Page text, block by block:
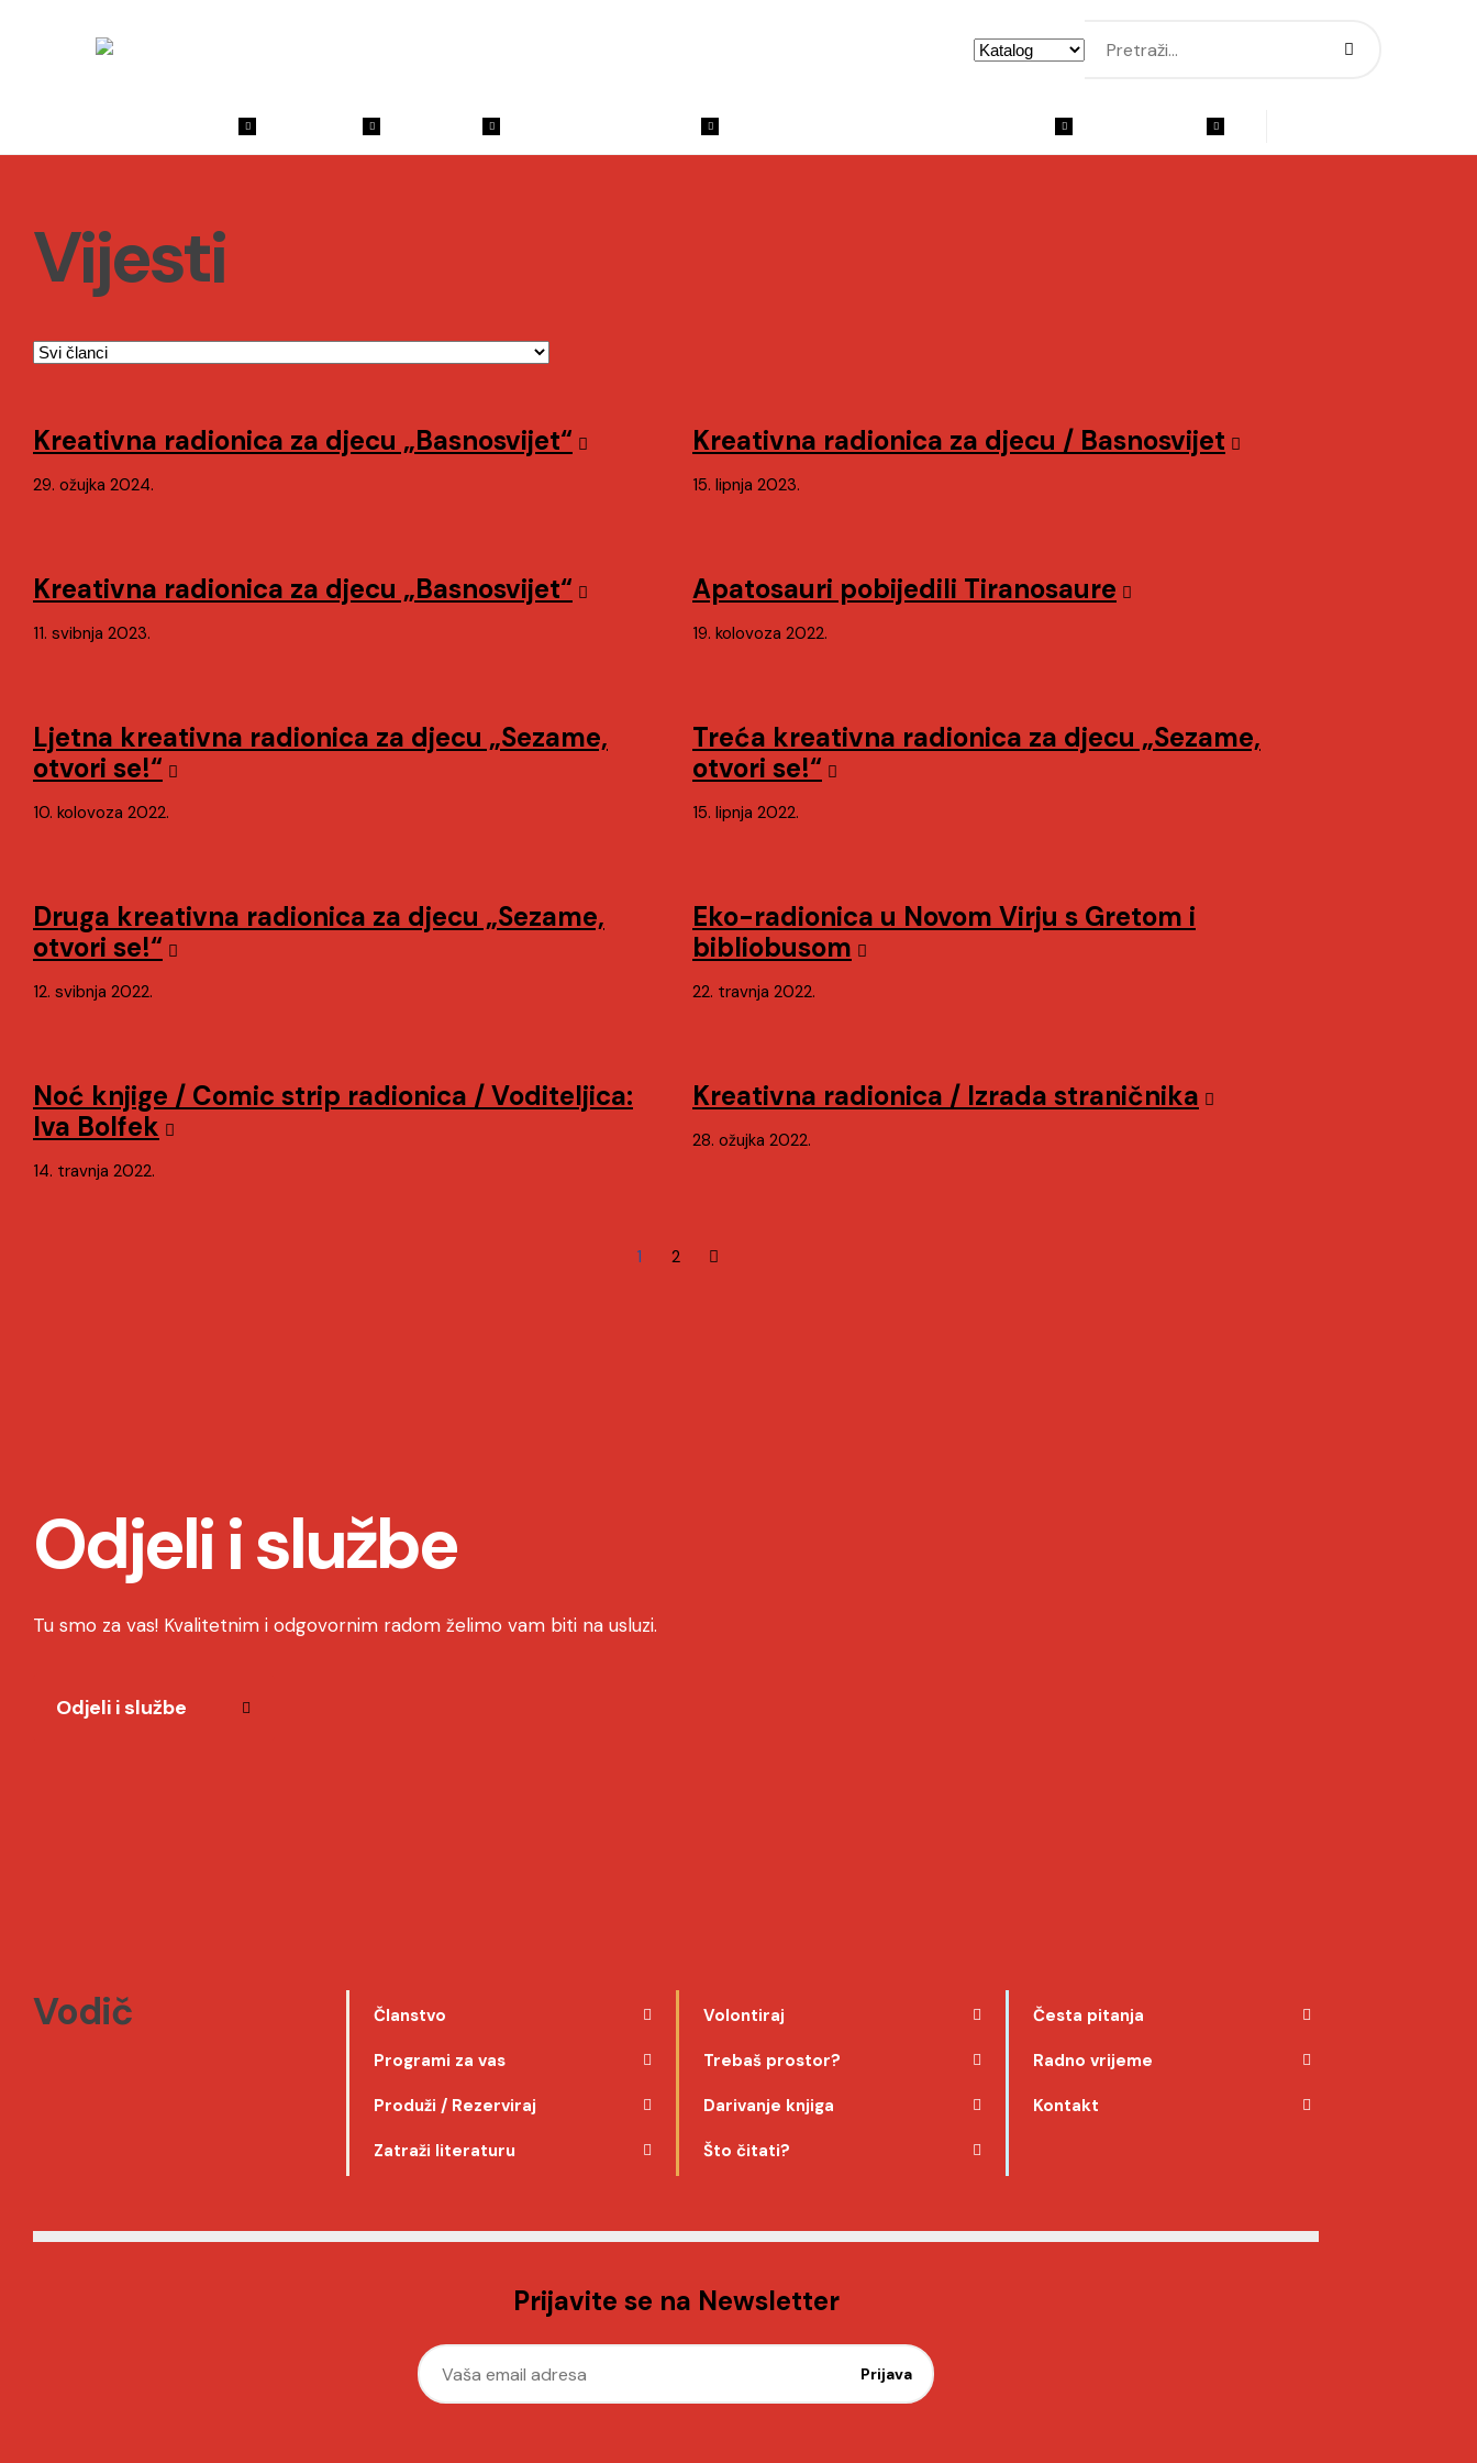
Vijesti
Kreativna radionica za djecu „Basnosvijet“
29. ožujka 2024.
Kreativna radionica za djecu / Basnosvijet
15. lipnja 2023.
Kreativna radionica za djecu „Basnosvijet“
11. svibnja 2023.
Apatosauri pobijedili Tiranosaure
19. kolovoza 2022.
Ljetna kreativna radionica za djecu „Sezame,
otvori se!“
10. kolovoza 2022.
Treća kreativna radionica za djecu „Sezame,
otvori se!“
15. lipnja 2022.
Druga kreativna radionica za djecu „Sezame,
otvori se!“
12. svibnja 2022.
Eko-radionica u Novom Virju s Gretom i
bibliobusom
22. travnja 2022.
Noć knjige / Comic strip radionica / Voditeljica:
Iva Bolfek
14. travnja 2022.
Kreativna radionica / Izrada straničnika
28. ožujka 2022.
1 2
Odjeli i službe
Tu smo za vas! Kvalitetnim i odgovornim radom želimo vam biti na usluzi.
Odjeli i službe
Vodič Članstvo
Programi za vas
Produži / Rezerviraj
Zatraži literaturu
Volontiraj
Trebaš prostor?
Darivanje knjiga
Što čitati?
Česta pitanja
Radno vrijeme
Kontakt
Prijavite se na Newsletter